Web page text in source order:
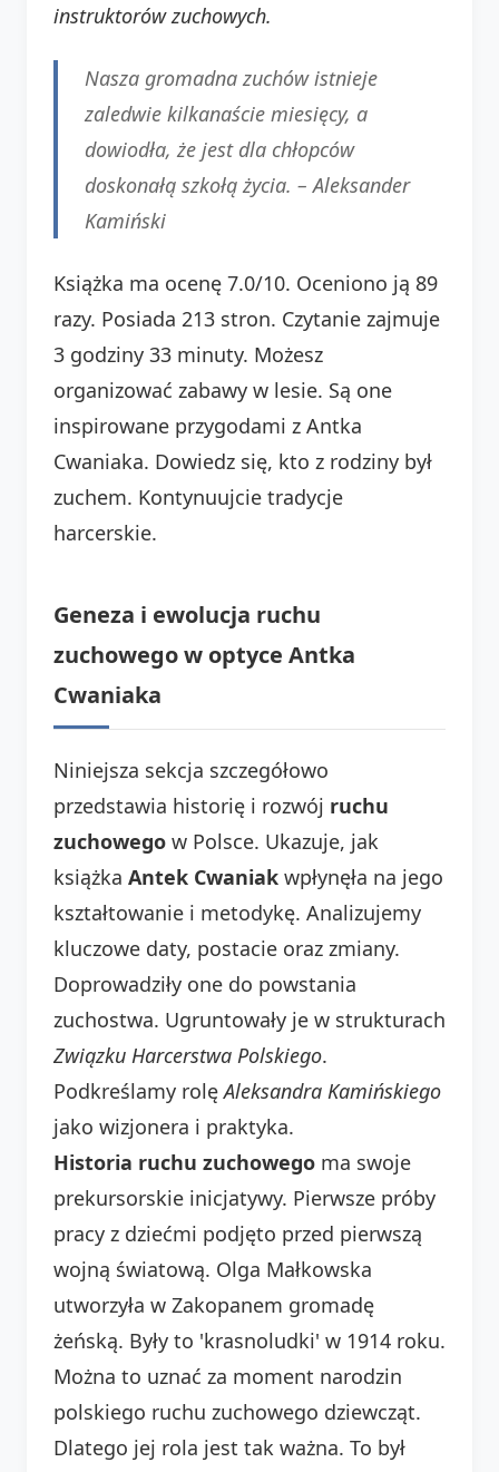
instruktorów zuchowych.
Nasza gromadna zuchów istnieje
zaledwie kilkanaście miesięcy, a
dowiodła, że jest dla chłopców
doskonałą szkołą życia. – Aleksander
Kamiński
Książka ma ocenę 7.0/10. Oceniono ją 89
razy. Posiada 213 stron. Czytanie zajmuje
3 godziny 33 minuty. Możesz
organizować zabawy w lesie. Są one
inspirowane przygodami z Antka
Cwaniaka. Dowiedz się, kto z rodziny był
zuchem. Kontynuujcie tradycje
harcerskie.
Geneza i ewolucja ruchu
zuchowego w optyce Antka
Cwaniaka
Niniejsza sekcja szczegółowo
przedstawia historię i rozwój ruchu
zuchowego w Polsce. Ukazuje, jak
książka Antek Cwaniak wpłynęła na jego
kształtowanie i metodykę. Analizujemy
kluczowe daty, postacie oraz zmiany.
Doprowadziły one do powstania
zuchostwa. Ugruntowały je w strukturach
Związku Harcerstwa Polskiego.
Podkreślamy rolęAleksandra Kamińskiego
jako wizjonera i praktyka.
Historia ruchu zuchowego ma swoje
prekursorskie inicjatywy. Pierwsze próby
pracy z dziećmi podjęto przed pierwszą
wojną światową. Olga Małkowska
utworzyła w Zakopanem gromadę
żeńską. Były to 'krasnoludki' w 1914 roku.
Można to uznać za moment narodzin
polskiego ruchu zuchowego dziewcząt.
Dlatego jej rola jest tak ważna. To był